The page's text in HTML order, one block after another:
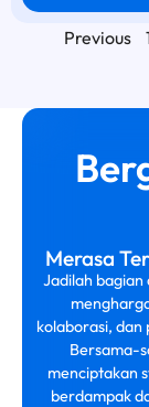
Previous
Merasa
Jadilah bagian
kolaborasi, dan
Bersama-
menciptakan
berdampak